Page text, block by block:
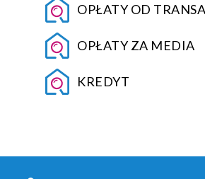
OPŁATY OD
OPŁATY ZA MEDIA
KREDYT